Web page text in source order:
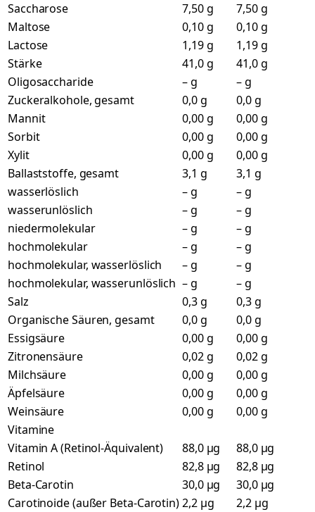
Saccharose
7,50 g
7,50 g
Maltose
0,10 g
0,10 g
Lactose
1,19 g
1,19 g
Stärke
41,0 g
41,0 g
Oligosaccharide
– g
– g
Zuckeralkohole, gesamt
0,0 g
0,0 g
Mannit
0,00 g
0,00 g
Sorbit
0,00 g
0,00 g
Xylit
0,00 g
0,00 g
Ballaststoffe, gesamt
3,1 g
3,1 g
wasserlöslich
– g
– g
wasserunlöslich
– g
– g
niedermolekular
– g
– g
hochmolekular
– g
– g
hochmolekular, wasserlöslich
– g
– g
hochmolekular, wasserunlöslich – g
– g
Salz
0,3 g
0,3 g
Organische Säuren, gesamt
0,0 g
0,0 g
Essigsäure
0,00 g
0,00 g
Zitronensäure
0,02 g
0,02 g
Milchsäure
0,00 g
0,00 g
Äpfelsäure
0,00 g
0,00 g
Weinsäure
0,00 g
0,00 g
Vitamine
Vitamin A (Retinol-Äquivalent)
88,0 µg
88,0 µg
Retinol
82,8 µg
82,8 µg
Beta-Carotin
30,0 µg
30,0 µg
Carotinoide (außer Beta-Carotin)2,2 µg
2,2 µg